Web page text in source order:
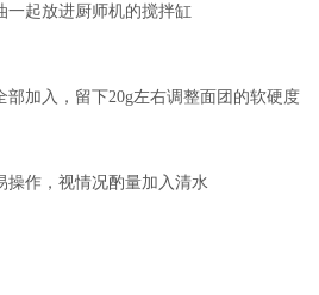
一起放进厨师机的搅拌缸
加入，留下20g左右调整面团的软硬度
操作，视情况酌量加入清水